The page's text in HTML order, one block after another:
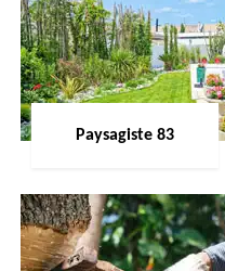
Paysagiste 83